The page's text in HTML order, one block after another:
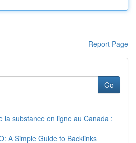
Report Page
Go
la substance en ligne au Canada :
A Simple Guide to Backlinks